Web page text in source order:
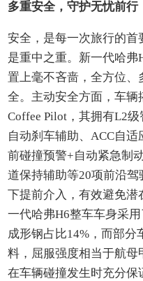
多重安全，守护无忧前行
安全，是每一次旅行的首
是重中之重。新一代哈
置上毫不吝啬，全方位
全。主动安全方面，车
Coffee Pilot，其拥有L2
自动刹车辅助、ACC自
前碰撞预警+自动紧急制
道保持辅助等20项前沿
下提前介入，有效避免
一代哈弗H6整车车身采
成形钢占比14%，而部分
料，屈服强度相当于航母
在车辆碰撞发生时充分